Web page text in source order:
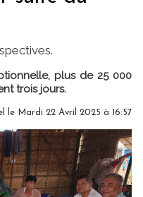
plus de 25 000
trois jours.
le Mardi 22 Avril 2025 à 16:57